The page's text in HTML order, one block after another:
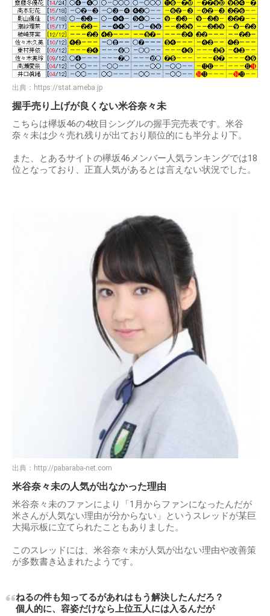
出典： https://stat.ameba.jp
握手売り上げが良くない米谷奈々未
こちらは欅坂46の4枚目シングルの握手完売表です。米谷
奈々未は少々売れ残りが出ており順位的にも半分より下。
また、とあるサイトの欅坂46メンバー人気ランキングでは18
位となっており、正直人気があるとは言えない状況でした。
出典： http://pabaraba-net.com
米谷奈々未の人気が出なかった理由
米谷奈々未のファンにより「1月からファンになったんだが
米さんが人気ない理由が分からない」というスレッドが某巨
大掲示板に立てられたこともありました。
このスレッドには、米谷奈々未が人気が出ない理由や改善策
が多数書き込まれたようです。
ねるの件も知ってるがあれはもう解決したんだろ？
個人的に、容姿だけなら上位五人には入るんだが